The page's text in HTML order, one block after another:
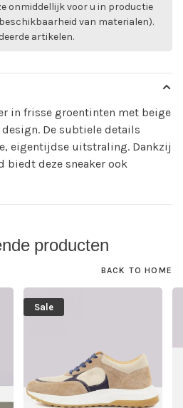
onmiddellijk voor u in productie
van materialen).
artikelen.
in frisse groentinten met beige
De subtiele details
eigentijdse uitstraling. Dankzij
biedt deze sneaker ook
producten
BACK TO HOME
Sale